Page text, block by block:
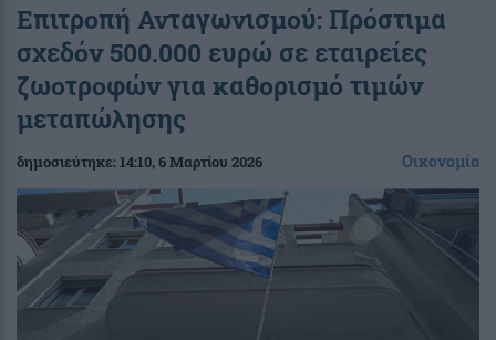
Επιτροπή Ανταγωνισμού: Πρόστιμα
σχεδόν 500.000 ευρώ σε εταιρείες
ζωοτροφών για καθορισμό τιμών
μεταπώλησης
δημοσιεύτηκε:14:10, 6 Μαρτίου 2026 Οικονομία